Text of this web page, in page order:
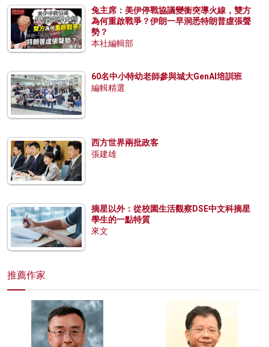
兔主席：美伊停戰協議變衝突導火線，雙方
為何重啟戰爭？伊朗一早洞悉特朗普虛張聲
勢？
本社編輯部
60名中小特幼老師參與城大GenAI培訓班
編輯精選
西方世界兩批政客
張建雄
摘星以外：從校園生活觀察DSE中文科摘星
學生的一點特質
來文
推薦作家